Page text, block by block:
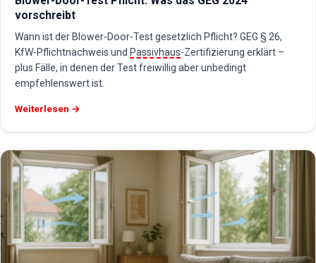
vorschreibt
Wann ist der Blower-Door-Test gesetzlich Pflicht? GEG § 26,
KfW-Pflichtnachweis und Passivhaus-Zertifizierung erklärt –
plus Fälle, in denen der Test freiwillig aber unbedingt
empfehlenswert ist.
Weiterlesen →